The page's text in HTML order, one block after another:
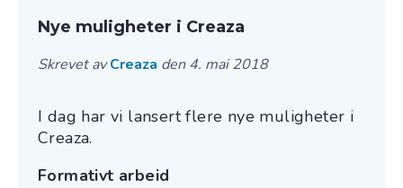
Nye muligheter i Creaza
Skrevet avCreaza den 4. mai 2018
I dag har vi lansert flere nye muligheter i
Creaza.
Formativt arbeid